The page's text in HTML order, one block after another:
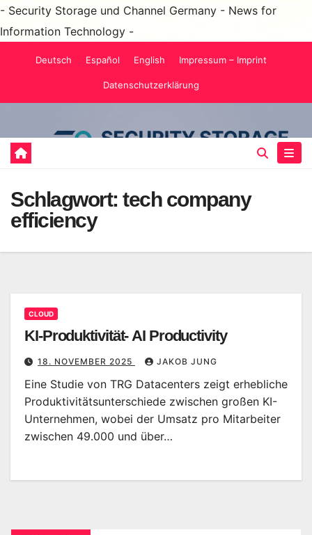
- Security Storage und Channel Germany - News for
Information Technology -
Deutsch Español English Impressum – Imprint
Datenschutzerklärung
Schlagwort: tech company
efficiency
CLOUD
KI-Produktivität- AI Productivity
18. NOVEMBER 2025 JAKOB JUNG
Eine Studie von TRG Datacenters zeigt erhebliche
Produktivitätsunterschiede zwischen großen KI-
Unternehmen, wobei der Umsatz pro Mitarbeiter
zwischen 49.000 und über…